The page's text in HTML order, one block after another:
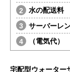
水の配送料
サーバーレ
（電気代）
宅配型ウォーター